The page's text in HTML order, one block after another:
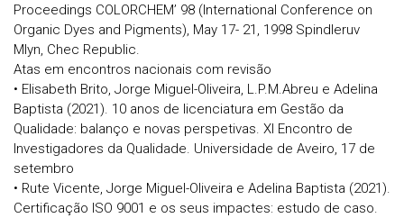
Proceedings COLORCHEM’ 98 (International Conference on
Organic Dyes and Pigments), May 17- 21, 1998 Spindleruv
Mlyn, Chec Republic.
Atas em encontros nacionais com revisão
• Elisabeth Brito, Jorge Miguel-Oliveira, L.P.M.Abreu e Adelina
Baptista (2021). 10 anos de licenciatura em Gestão da
Qualidade: balanço e novas perspetivas. XI Encontro de
Investigadores da Qualidade. Universidade de Aveiro, 17 de
setembro
• Rute Vicente, Jorge Miguel-Oliveira e Adelina Baptista (2021).
Certificação ISO 9001 e os seus impactes: estudo de caso.